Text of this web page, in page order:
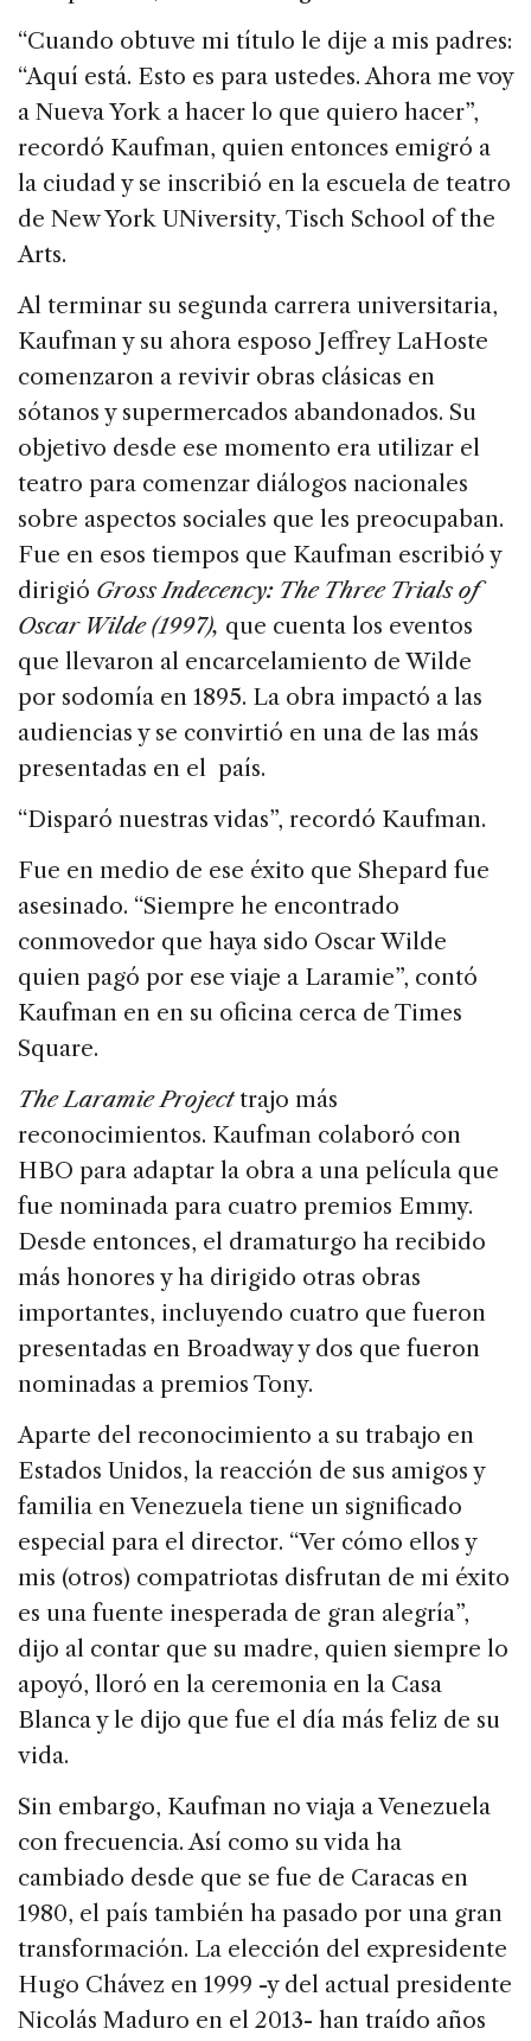
“Cuando obtuve mi título le dije a mis padres:
“Aquí está. Esto es para ustedes. Ahora me voy
a Nueva York a hacer lo que quiero hacer”,
recordó Kaufman, quien entonces emigró a
la ciudad y se inscribió en la escuela de teatro
de New York UNiversity, Tisch School of the
Arts.
Al terminar su segunda carrera universitaria,
Kaufman y su ahora esposo Jeffrey LaHoste
comenzaron a revivir obras clásicas en
sótanos y supermercados abandonados. Su
objetivo desde ese momento era utilizar el
teatro para comenzar diálogos nacionales
sobre aspectos sociales que les preocupaban.
Fue en esos tiempos que Kaufman escribió y
dirigió Gross Indecency: The Three Trials of
Oscar Wilde (1997), que cuenta los eventos
que llevaron al encarcelamiento de Wilde
por sodomía en 1895. La obra impactó a las
audiencias y se convirtió en una de las más
presentadas en el país.
“Disparó nuestras vidas”, recordó Kaufman.
Fue en medio de ese éxito que Shepard fue
asesinado. “Siempre he encontrado
conmovedor que haya sido Oscar Wilde
quien pagó por ese viaje a Laramie”, contó
Kaufman en en su oficina cerca de Times
Square.
The Laramie Projecttrajo más
reconocimientos. Kaufman colaboró con
HBO para adaptar la obra a una película que
fue nominada para cuatro premios Emmy.
Desde entonces, el dramaturgo ha recibido
más honores y ha dirigido otras obras
importantes, incluyendo cuatro que fueron
presentadas en Broadway y dos que fueron
nominadas a premios Tony.
Aparte del reconocimiento a su trabajo en
Estados Unidos, la reacción de sus amigos y
familia en Venezuela tiene un significado
especial para el director. “Ver cómo ellos y
mis (otros) compatriotas disfrutan de mi éxito
es una fuente inesperada de gran alegría”,
dijo al contar que su madre, quien siempre lo
apoyó, lloró en la ceremonia en la Casa
Blanca y le dijo que fue el día más feliz de su
vida.
Sin embargo, Kaufman no viaja a Venezuela
con frecuencia. Así como su vida ha
cambiado desde que se fue de Caracas en
1980, el país también ha pasado por una gran
transformación. La elección del expresidente
Hugo Chávez en 1999 -y del actual presidente
Nicolás Maduro en el 2013- han traído años